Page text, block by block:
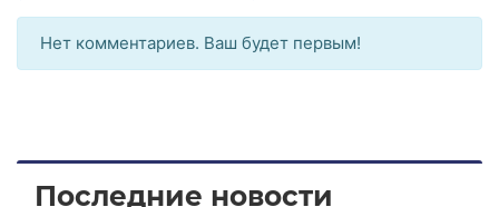
Нет комментариев. Ваш будет первым!
Последние новости